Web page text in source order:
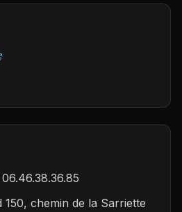
150, chemin de la Sarriette